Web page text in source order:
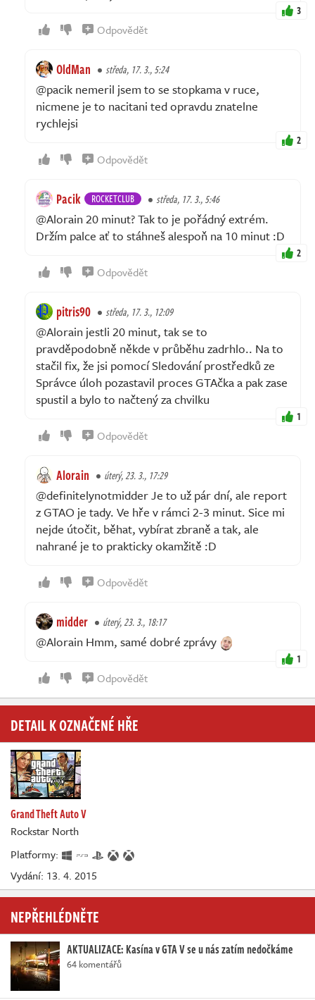
3
Odpovědět
OldMan středa, 17. 3., 5:24
@pacik nemeril jsem to se stopkama v ruce,
nicmene je to nacitani ted opravdu znatelne
rychlejsi
2
Odpovědět
Pacik ROCKETCLUB středa, 17. 3., 5:46
@Alorain 20 minut? Tak to je pořádný extrém.
Držím palce ať to stáhneš alespoň na 10 minut :D
2
Odpovědět
pitris90 středa, 17. 3., 12:09
@Alorain jestli 20 minut, tak se to
pravděpodobně někde v průběhu zadrhlo.. Na to
stačil fix, že jsi pomocí Sledování prostředků ze
Správce úloh pozastavil proces GTAčka a pak zase
spustil a bylo to načtený za chvilku
1
Odpovědět
Alorain úterý, 23. 3., 17:29
@definitelynotmidder Je to už pár dní, ale report
z GTAO je tady. Ve hře v rámci 2-3 minut. Sice mi
nejde útočit, běhat, vybírat zbraně a tak, ale
nahrané je to prakticky okamžitě :D
Odpovědět
midder úterý, 23. 3., 18:17
@Alorain Hmm, samé dobré zprávy
1
Odpovědět
DETAIL K OZNAČENÉ HŘE
Grand Theft Auto V
Rockstar North
Platformy:
Vydání: 13. 4. 2015
NEPŘEHLÉDNĚTE
AKTUALIZACE: Kasína v GTA V se u nás zatím nedočkáme
64 komentářů